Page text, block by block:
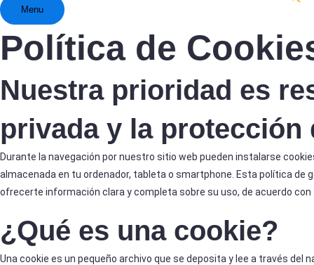
Menu
Política de
Nuestra prioridad es
privada y la protección
Durante la navegación por nuestro sitio web pueden instalarse
almacenada en tu ordenador, tableta o smartphone. Esta política de
ofrecerte información clara y completa sobre su uso, de acuerdo
¿Qué es una cookie?
Una cookie es un pequeño archivo que se deposita y lee a través del